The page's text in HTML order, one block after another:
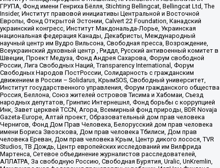
ГРУПА, Фонд имени Генриха Бёлля, Stichting Bellingcat, Bellingcat Ltd, The
Insider, Институт правовой инициативы Центральной и Восточной
Европы, Фонд Открытой Эстонии, Calvert 22 Foundation, Канадский
украинский конгресс, Институт Макдональда-Лорье, Украинская
национальная федерация Канады, Декабристы, Международный
научный центр им Вудро Вильсона, Свободная пресса, Возрождение,
Всеукраинский духовный центр , Риддл, Русский антивоенный комитет в
Швеции, Проект Медуза, Фонд Андрея Сахарова, Форум свободной
России, Лига Свободных Наций, Transparеncy International, Форум
Свободных Народов ПостРоссии, Солидарность с гражданским
движением в России – Solidarus, КрымSOS, Свободный университет,
Институт государственного управления, Форум гражданского общества
Россия, Беллона, Союз жителей островов Тисима и Хабомаи, Съезд
народных депутатов, Гринпис Интернешнл, Фонд борьбы с коррупцией
Инк, Завет церквей TCCN, Агора, Всемирный фонд природы, BDR Novaja
Gazeta-Europe, Алтай проект, Образовательный дом прав человека
Чернигов, Фонд Дом Прав Человека, Белорусский дом прав человека
имени Бориса Звозскова, Дом прав человека Тбилиси, Дом прав
человека Ереван, Дом прав человека Крым, Центр дикого лосося, TVR
Studios, ТВ Дождь, Центр европейских исследований им Вилфрида
Мартенса, Сетевое объединение журналистов расследователей,
АЛЛАТРА, За свободную Россию, Свободная Бурятия, Uralic, UnKremlin,